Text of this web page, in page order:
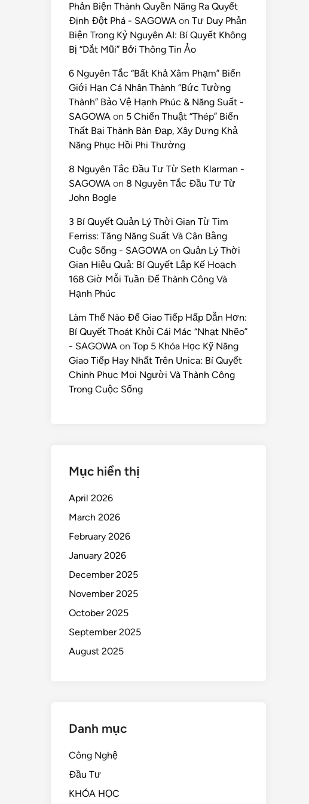
Phản Biện Thành Quyền Năng Ra Quyết
Định Đột Phá - SAGOWA on Tư Duy Phản
Biện Trong Kỷ Nguyên AI: Bí Quyết Không
Bị “Dắt Mũi” Bởi Thông Tin Ảo
6 Nguyên Tắc “Bất Khả Xâm Phạm” Biến
Giới Hạn Cá Nhân Thành “Bức Tường
Thành” Bảo Vệ Hạnh Phúc & Năng Suất -
SAGOWA on 5 Chiến Thuật “Thép” Biến
Thất Bại Thành Bàn Đạp, Xây Dựng Khả
Năng Phục Hồi Phi Thường
8 Nguyên Tắc Đầu Tư Từ Seth Klarman -
SAGOWA on 8 Nguyên Tắc Đầu Tư Từ
John Bogle
3 Bí Quyết Quản Lý Thời Gian Từ Tim
Ferriss: Tăng Năng Suất Và Cân Bằng
Cuộc Sống - SAGOWA on Quản Lý Thời
Gian Hiệu Quả: Bí Quyết Lập Kế Hoạch
168 Giờ Mỗi Tuần Để Thành Công Và
Hạnh Phúc
Làm Thế Nào Để Giao Tiếp Hấp Dẫn Hơn:
Bí Quyết Thoát Khỏi Cái Mác “Nhạt Nhẽo”
- SAGOWA on Top 5 Khóa Học Kỹ Năng
Giao Tiếp Hay Nhất Trên Unica: Bí Quyết
Chinh Phục Mọi Người Và Thành Công
Trong Cuộc Sống
Mục hiển thị
April 2026
March 2026
February 2026
January 2026
December 2025
November 2025
October 2025
September 2025
August 2025
Danh mục
Công Nghệ
Đầu Tư
KHÓA HỌC